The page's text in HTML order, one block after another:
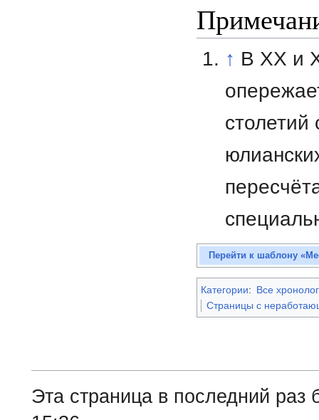
↑ В XX и
столетий
Перейти к шаблону
Категории: Все
Страницы с
Эта страница в последний раз